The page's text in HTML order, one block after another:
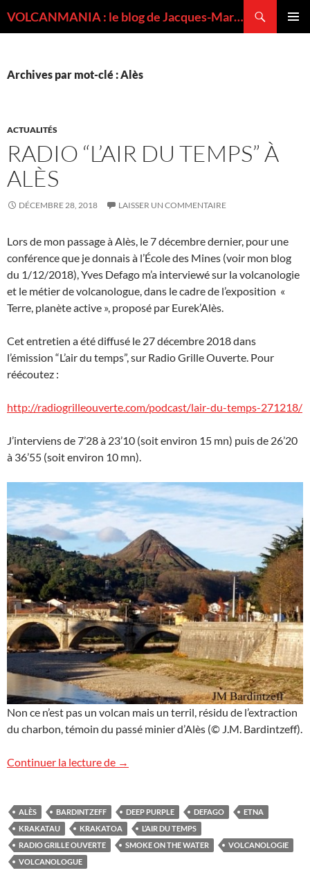
VOLCANMANIA : le blog de Jacques-Marie BARDINTZEFF, volcanologue
Archives par mot-clé : Alès
ACTUALITÉS
RADIO “L’AIR DU TEMPS” À
ALÈS
DÉCEMBRE 28, 2018 LAISSER UN COMMENTAIRE
Lors de mon passage à Alès, le 7 décembre dernier, pour une
conférence que je donnais à l’École des Mines (voir mon blog
du 1/12/2018), Yves Defago m’a interviewé sur la volcanologie
et le métier de volcanologue, dans le cadre de l’exposition «
Terre, planète active », proposé par Eurek’Alès.
Cet entretien a été diffusé le 27 décembre 2018 dans
l’émission “L’air du temps”, sur Radio Grille Ouverte. Pour
réécoutez :
http://radiogrilleouverte.com/podcast/lair-du-temps-271218/
J’interviens de 7’28 à 23’10 (soit environ 15 mn) puis de 26’20
à 36’55 (soit environ 10 mn).
Non ce n’est pas un volcan mais un terril, résidu de l’extraction
du charbon, témoin du passé minier d’Alès (© J.M. Bardintzeff).
Continuer la lecture de Radio “L’air du temps” à Alès
→
ALÈS BARDINTZEFF DEEP PURPLE DEFAGO
ETNA
KRAKATAU
KRAKATOA
L’AIR DU TEMPS
RADIO GRILLE OUVERTE
SMOKE ON THE WATER
VOLCANOLOGIE
VOLCANOLOGUE